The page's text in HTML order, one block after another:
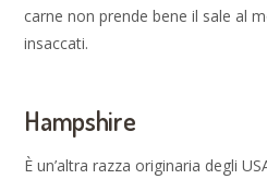
carne non prende bene il sale al
insaccati.
Hampshire
È un’altra razza originaria degli